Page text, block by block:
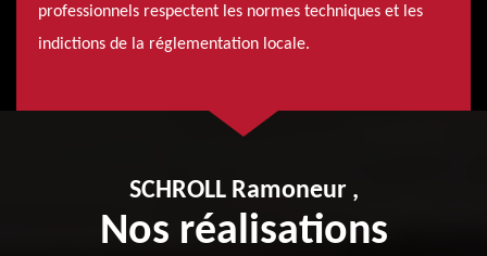
professionnels respectent les normes techniques et les
indictions de la réglementation locale.
SCHROLL Ramoneur ,
Nos réalisations